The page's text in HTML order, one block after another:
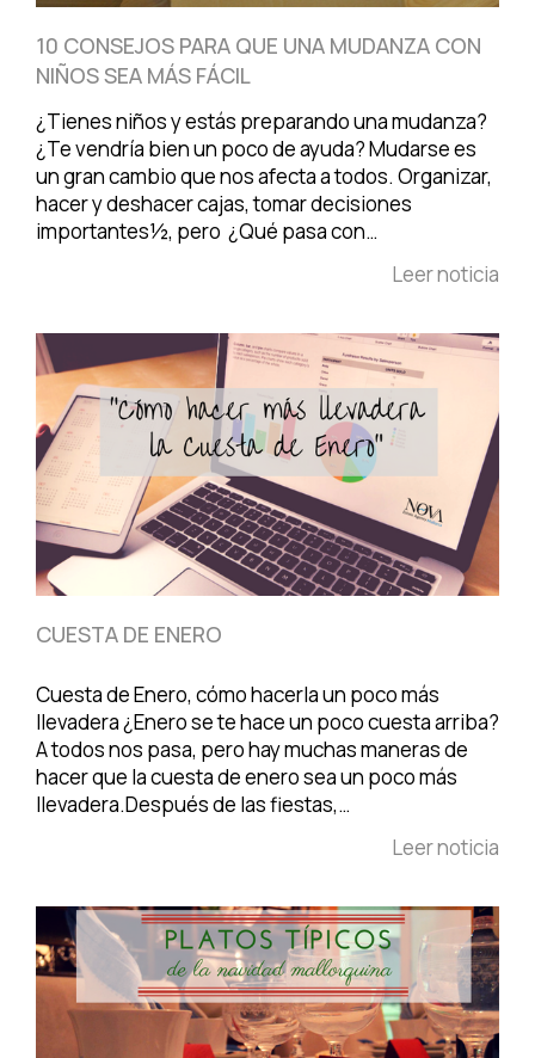
10 CONSEJOS PARA QUE UNA MUDANZA CON
NIÑOS SEA MÁS FÁCIL
¿Tienes niños y estás preparando una mudanza?
¿Te vendría bien un poco de ayuda? Mudarse es
un gran cambio que nos afecta a todos. Organizar,
hacer y deshacer cajas, tomar decisiones
importantes½, pero ¿Qué pasa con…
Leer noticia
CUESTA DE ENERO
Cuesta de Enero, cómo hacerla un poco más
llevadera ¿Enero se te hace un poco cuesta arriba?
A todos nos pasa, pero hay muchas maneras de
hacer que la cuesta de enero sea un poco más
llevadera.Después de las fiestas,…
Leer noticia